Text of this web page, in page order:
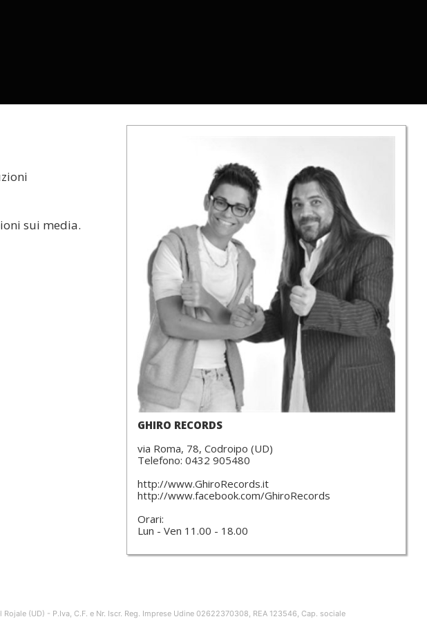
sui media.
GHIRO RECORDS
via Roma, 78, Codroipo (UD)
Telefono: 0432 905480
http://www.GhiroRecords.it
http://www.facebook.com/GhiroRecords
Orari:
Lun - Ven 11.00 - 18.00
(UD) - P.Iva, C.F. e Nr. Iscr. Reg. Imprese Udine 02622370308, REA 123546, Cap. sociale